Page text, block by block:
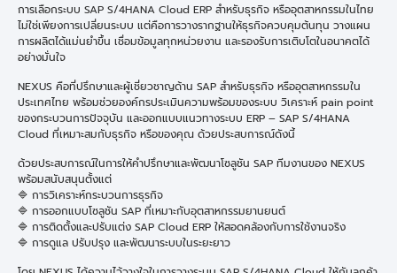
การเลือกระบบ SAP S/4HANA Cloud ERP สำหรับธุรกิจ หรืออุตสาหกรรมในไทย
ไม่ใช่เพียงการเปลี่ยนระบบ แต่คือการวางรากฐานให้ธุรกิจควบคุมต้นทุน วางแผน
การผลิตได้แม่นยำขึ้น เชื่อมข้อมูลทุกหน่วยงาน และรองรับการเติบโตในอนาคตได้
อย่างมั่นใจ
NEXUS คือที่ปรึกษาและผู้เชี่ยวชาญด้าน SAP สำหรับธุรกิจ หรืออุตสาหกรรมใน
ประเทศไทย พร้อมช่วยองค์กรประเมินความพร้อมของระบบ วิเคราะห์ pain point
ของกระบวนการปัจจุบัน และออกแบบแนวทางระบบ ERP – SAP S/4HANA
Cloud ที่เหมาะสมกับธุรกิจ หรือของคุณ ด้วยประสบการณ์ดังนี้
ด้วยประสบการณ์ในการให้คำปรึกษาและพัฒนาโซลูชัน SAP ทีมงานของ NEXUS
พร้อมสนับสนุนตั้งแต่
🔷 การวิเคราะห์กระบวนการธุรกิจ
🔷 การออกแบบโซลูชัน SAP ที่เหมาะกับอุตสาหกรรมยานยนต์
🔷 การติดตั้งและปรับแต่ง SAP Cloud ERP ให้สอดคล้องกับการใช้งานจริง
🔷 การดูแล ปรับปรุง และพัฒนาระบบในระยะยาว